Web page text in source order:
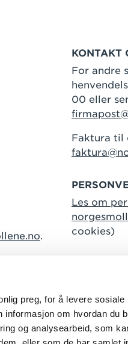
preg, for å levere sosiale
informasjon om hvordan du
og analysearbeid, som
.
KONTAKT
For andre
00 eller
Faktura til
Les om
cookies)